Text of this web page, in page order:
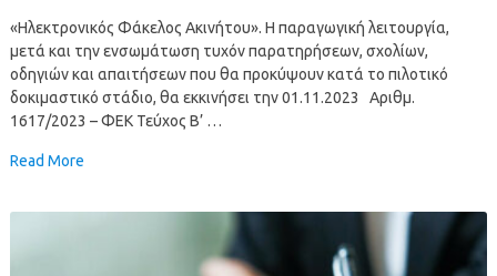
«Ηλεκτρονικός Φάκελος Ακινήτου». Η παραγωγική λειτουργία,
μετά και την ενσωμάτωση τυχόν παρατηρήσεων, σχολίων,
οδηγιών και απαιτήσεων που θα προκύψουν κατά το πιλοτικό
δοκιμαστικό στάδιο, θα εκκινήσει την 01.11.2023 Αριθμ.
1617/2023 – ΦΕΚ Τεύχος Β’ …
Read More